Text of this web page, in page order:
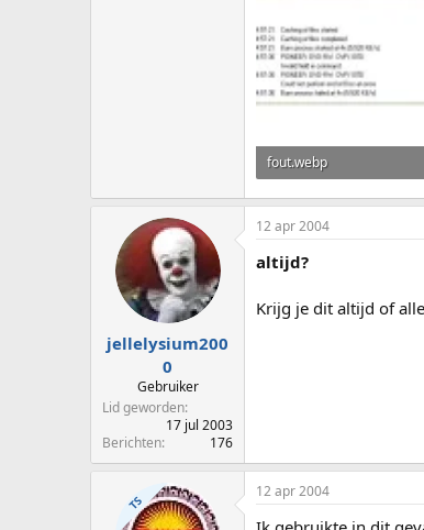
fout.webp
15,1 KB · Weergaven: 73
jellelysium200
0
Gebruiker
Lid geworden
17 jul 2003
Berichten
176
12 apr 2004
altijd?
Krijg je dit altijd of
TS
12 apr 2004